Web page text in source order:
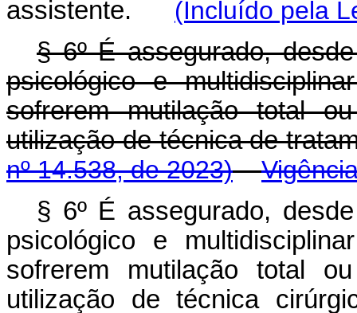
assistente.
(Incluído pela
§ 6º É assegurado,
psicológico e
sofrerem mutilação total
utilização de técnica de
nº 14.538, de 2023)
§ 6º É assegurado,
psicológico e
sofrerem mutilação total
utilização de técnica